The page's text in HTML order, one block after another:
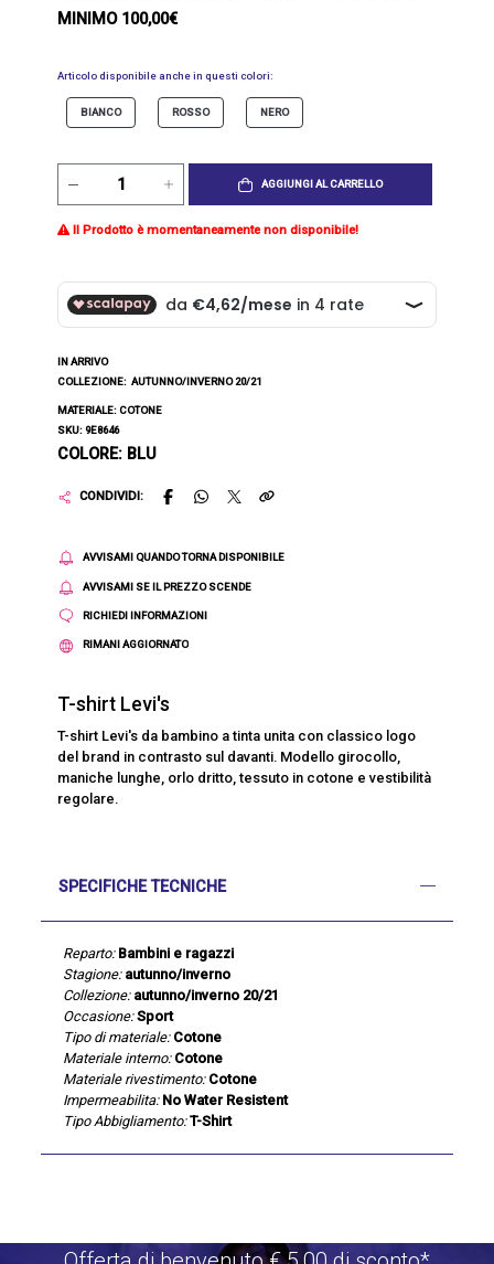
MINIMO 100,00€
Articolo disponibile anche in questi colori:
BIANCO ROSSO NERO
AGGIUNGI AL CARRELLO
Il Prodotto è momentaneamente non disponibile!
IN ARRIVO
COLLEZIONE: AUTUNNO/INVERNO 20/21
MATERIALE: COTONE
SKU: 9E8646
COLORE: BLU
CONDIVIDI:
AVVISAMI QUANDO TORNA DISPONIBILE
AVVISAMI SE IL PREZZO SCENDE
RICHIEDI INFORMAZIONI
RIMANI AGGIORNATO
T-shirt Levi's
T-shirt Levi's da bambino a tinta unita con classico logo
del brand in contrasto sul davanti. Modello girocollo,
maniche lunghe, orlo dritto, tessuto in cotone e vestibilità
regolare.
SPECIFICHE TECNICHE
Reparto: Bambini e ragazzi
Stagione: autunno/inverno
Collezione: autunno/inverno 20/21
Occasione: Sport
Tipo di materiale: Cotone
Materiale interno: Cotone
Materiale rivestimento: Cotone
Impermeabilita: No Water Resistent
Tipo Abbigliamento: T-Shirt